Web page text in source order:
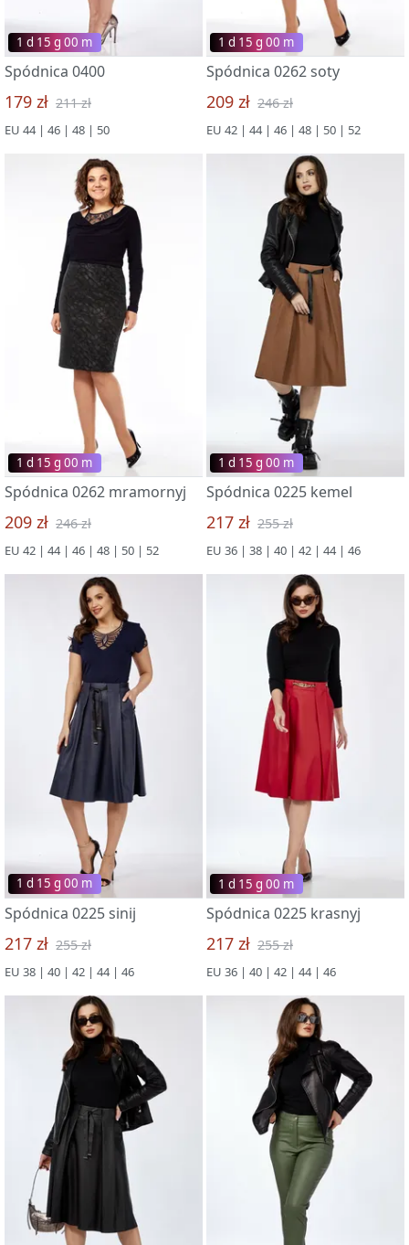
1 d 15 g 00 m
Spódnica 0400
179 zł 211 zł
EU 44 | 46 | 48 | 50
1 d 15 g 00 m
Spódnica 0262 soty
209 zł 246 zł
EU 42 | 44 | 46 | 48 | 50 | 52
1 d 15 g 00 m
Spódnica 0262 mramornyj
209 zł 246 zł
EU 42 | 44 | 46 | 48 | 50 | 52
1 d 15 g 00 m
Spódnica 0225 kemel
217 zł 255 zł
EU 36 | 38 | 40 | 42 | 44 | 46
1 d 15 g 00 m
Spódnica 0225 sinij
217 zł 255 zł
EU 38 | 40 | 42 | 44 | 46
1 d 15 g 00 m
Spódnica 0225 krasnyj
217 zł 255 zł
EU 36 | 40 | 42 | 44 | 46